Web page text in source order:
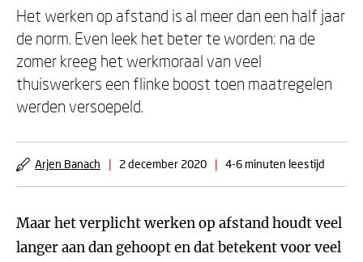
Het werken op afstand is al meer dan een half jaar
de norm. Even leek het beter te worden: na de
zomer kreeg het werkmoraal van veel
thuiswerkers een flinke boost toen maatregelen
werden versoepeld.
Arjen Banach | 2 december 2020 | 4-6 minuten leestijd
Maar het verplicht werken op afstand houdt veel
langer aan dan gehoopt en dat betekent voor veel